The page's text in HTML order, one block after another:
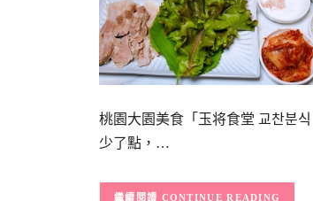
桃園大園美食「玉将食堂 교찬분
少了點，…
CONTINUE READING